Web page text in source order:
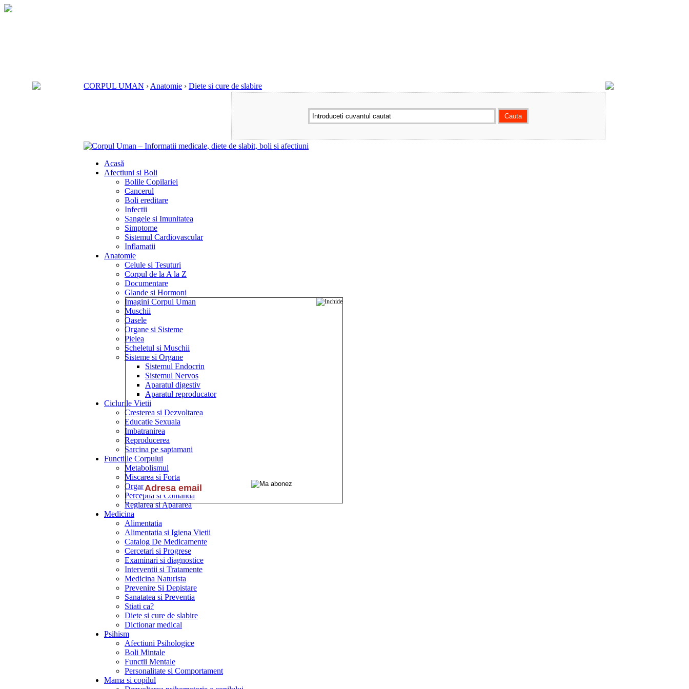
CORPUL UMAN › Anatomie › Diete si cure de slabire
Acasă
Afectiuni si Boli
Bolile Copilariei
Cancerul
Boli ereditare
Infectii
Sangele si Imunitatea
Simptome
Sistemul Cardiovascular
Inflamatii
Anatomie
Celule si Tesuturi
Corpul de la A la Z
Documentare
Glande si Hormoni
Imagini Corpul Uman
Muschii
Oasele
Organe si Sisteme
Pielea
Scheletul si Muschii
Sisteme si Organe
Sistemul Endocrin
Sistemul Nervos
Aparatul digestiv
Aparatul reproducator
Ciclurile Vietii
Cresterea si Dezvoltarea
Educatie Sexuala
Imbatranirea
Reproducerea
Sarcina pe saptamani
Functiile Corpului
Metabolismul
Miscarea si Forta
Organele Interne
Perceptia si Comanda
Reglarea si Apararea
Medicina
Alimentatia
Alimentatia si Igiena Vietii
Catalog De Medicamente
Cercetari si Progrese
Examinari si diagnostice
Interventii si Tratamente
Medicina Naturista
Prevenire Si Depistare
Sanatatea si Preventia
Stiati ca?
Diete si cure de slabire
Dictionar medical
Psihism
Afectiuni Psihologice
Boli Mintale
Functii Mentale
Personalitate si Comportament
Mama si copilul